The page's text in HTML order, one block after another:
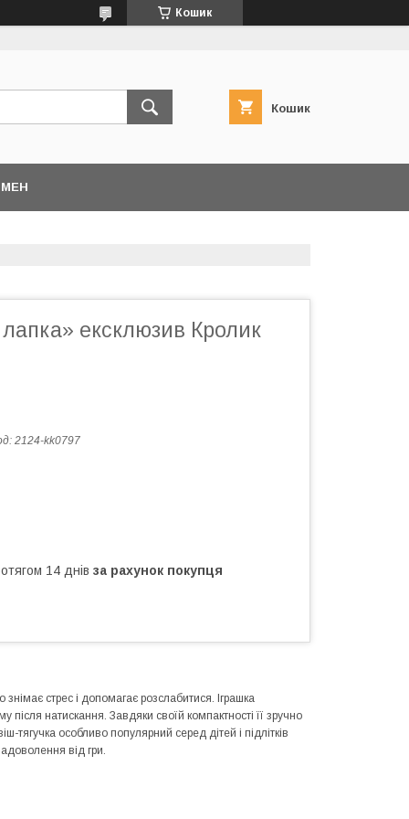
Кошик
Кошик
ексклюзив Кролик
2124-kk0797
14 днів за рахунок покупця
стрес і допомагає розслабитися. Іграшка
після натискання. Завдяки своїй компактності її зручно
тягучка особливо популярний серед дітей і підлітків
від гри.